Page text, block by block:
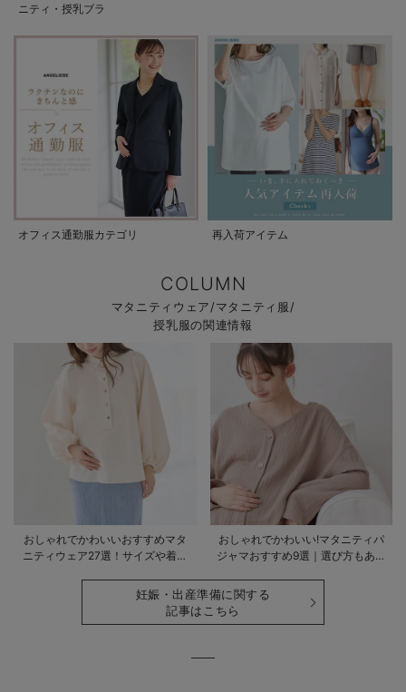
ニティ・授乳ブラ
オフィス通勤服カテゴリ 再入荷アイテム
COLUMN
マタニティウェア/マタニティ服/
授乳服の関連情報
おしゃれでかわいいおすすめマタ
ニティウェア27選！サイズや着る
おしゃれでかわいい!マタニティパ
ジャマおすすめ9選｜選び方もあわ
妊娠・出産準備に関する
記事はこちら